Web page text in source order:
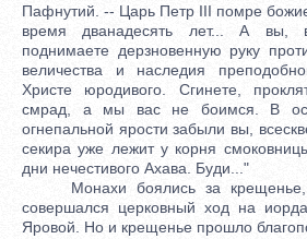
Пафнутий. -- Царь Петр III помре
время дванадесять лет... А вы,
поднимаете дерзновенную руку
величества и наследия
Христе юродивого. Сгинете,
смрад, а мы вас не боимся. В
огнепальной ярости забыли вы,
секира уже лежит у корня
дни нечестивого Ахава. Буди..."
Монахи боялись за крещенье,
совершался церковный ход на
Яровой. Но и крещенье прошло